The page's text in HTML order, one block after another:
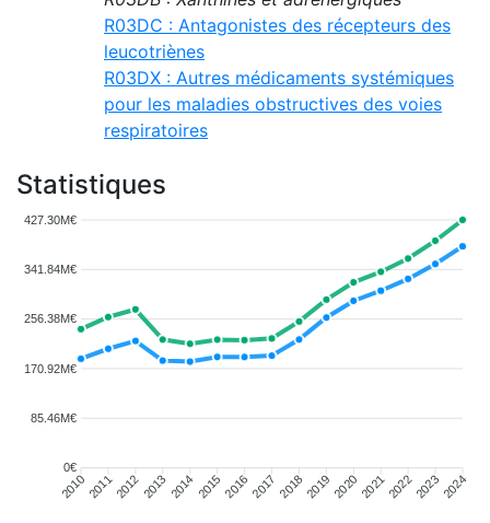
R03DC : Antagonistes des récepteurs des
leucotriènes
R03DX : Autres médicaments systémiques
pour les maladies obstructives des voies
respiratoires
Statistiques
427.30M€
341.84M€
256.38M€
170.92M€
85.46M€
0€
2010201120122013 2014201520162017 2018201920202021202220232024